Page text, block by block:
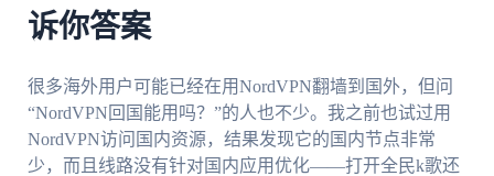
诉你答案
很多海外用户可能已经在用NordVPN翻墙到国外，但问
“NordVPN回国能用吗？”的人也不少。我之前也试过用
NordVPN访问国内资源，结果发现它的国内节点非常
少，而且线路没有针对国内应用优化——打开全民k歌还